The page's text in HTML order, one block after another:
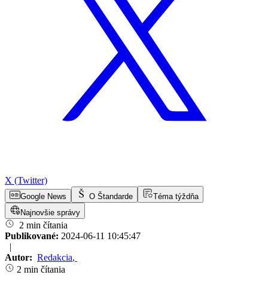
X (Twitter)
Google News O Štandarde
Téma týždňa
Najnovšie správy
2 min čítania
Publikované: 2024-06-11 10:45:47
|
Autor: Redakcia,
2 min čítania